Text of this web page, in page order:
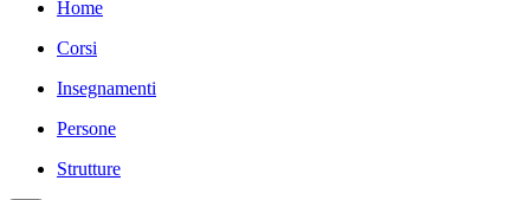
Home
Corsi
Insegnamenti
Persone
Strutture